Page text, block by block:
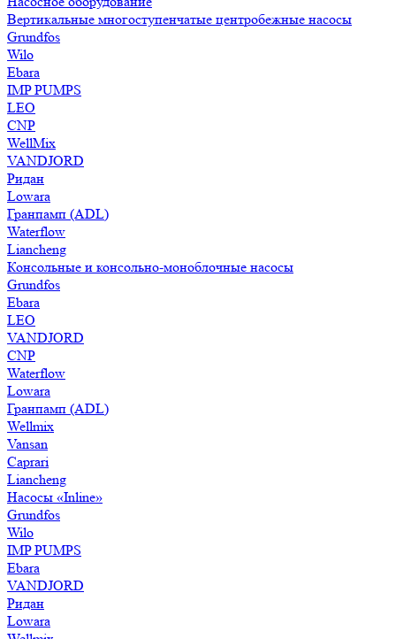
Вертикальные многоступенчатые центробежные насосы
Grundfos
Wilo
Ebara
IMP PUMPS
LEO
CNP
WellMix
VANDJORD
Ридан
Lowara
Гранпамп (ADL)
Waterflow
Liancheng
Консольные и консольно-моноблочные насосы
Grundfos
Ebara
LEO
VANDJORD
CNP
Waterflow
Lowara
Гранпамп (ADL)
Wellmix
Vansan
Caprari
Liancheng
Насосы «Inline»
Grundfos
Wilo
IMP PUMPS
Ebara
VANDJORD
Ридан
Lowara